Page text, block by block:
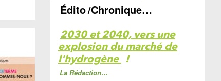
Édito/Chronique…
2030 et 2040, vers une
explosion du marché de
l'hydrogène !
La Rédaction…